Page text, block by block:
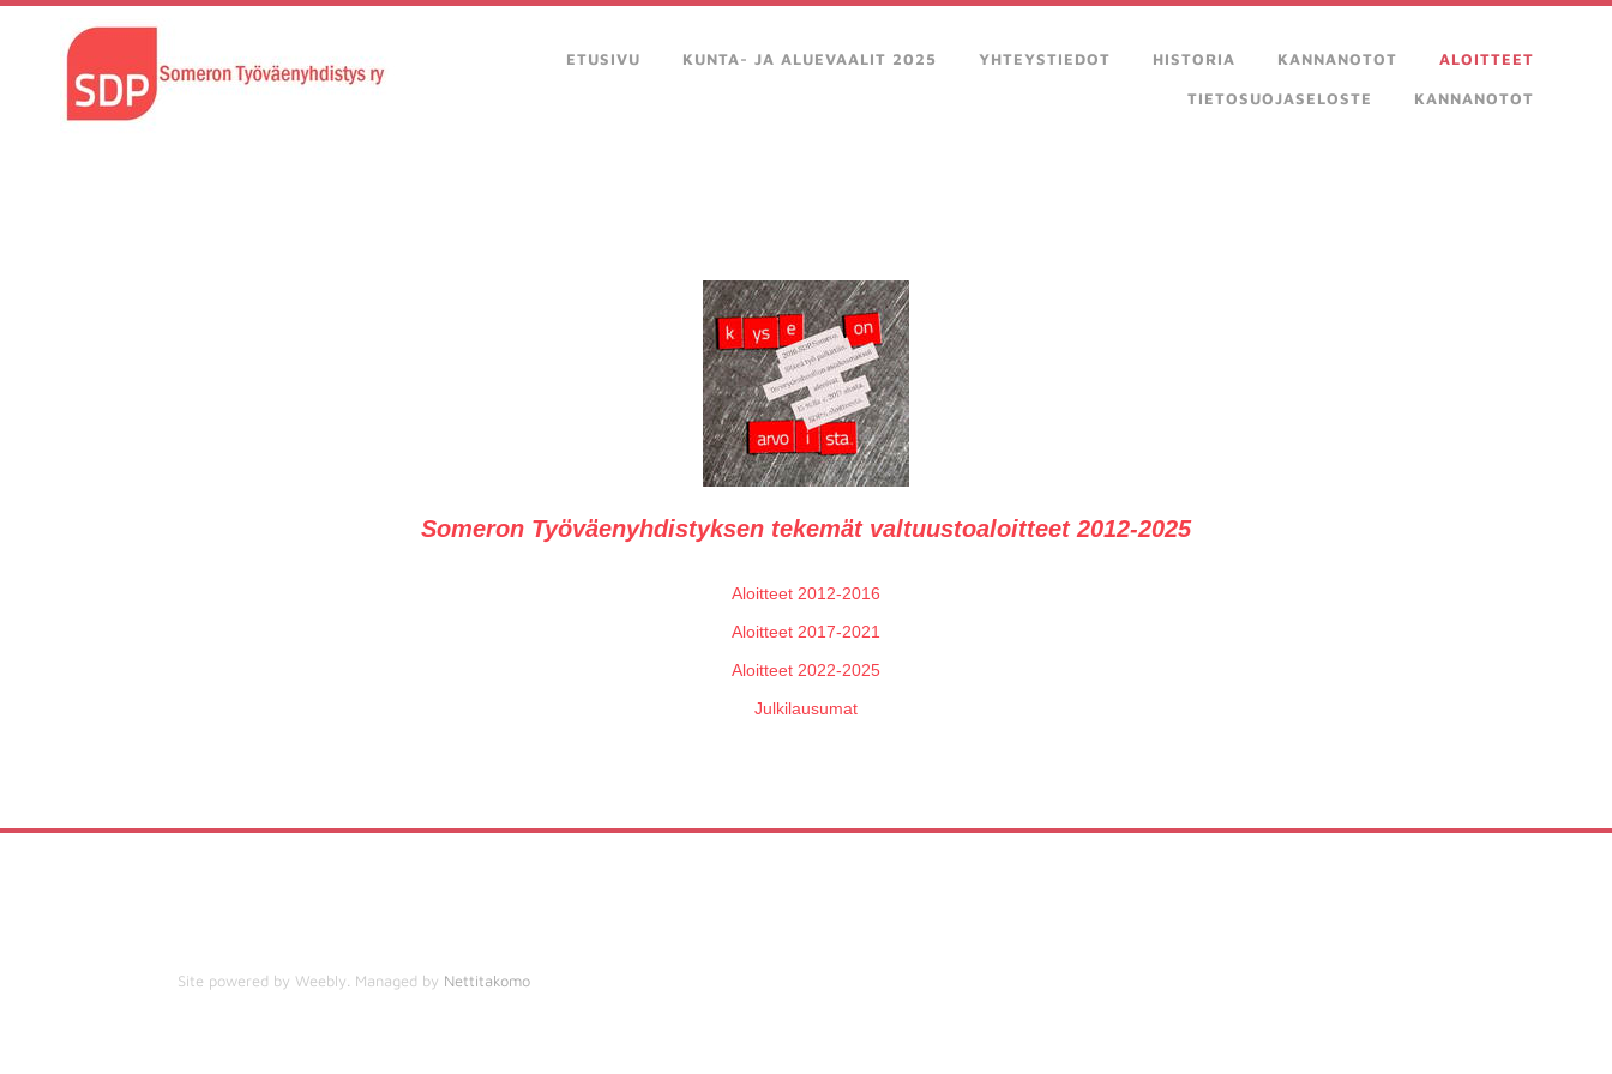
ETUSIVU KUNTA- JA ALUEVAALIT 2025 YHTEYSTIEDOT HISTORIA KANNANOTOT ALOITTEET
TIETOSUOJASELOSTE KANNANOTOT
Someron Työväenyhdistyksen tekemät valtuustoaloitteet 2012-2025
Aloitteet 2012-2016
Aloitteet 2017-2021
Aloitteet 2022-2025
Julkilausumat
Site powered by Weebly. Managed by Nettitakomo